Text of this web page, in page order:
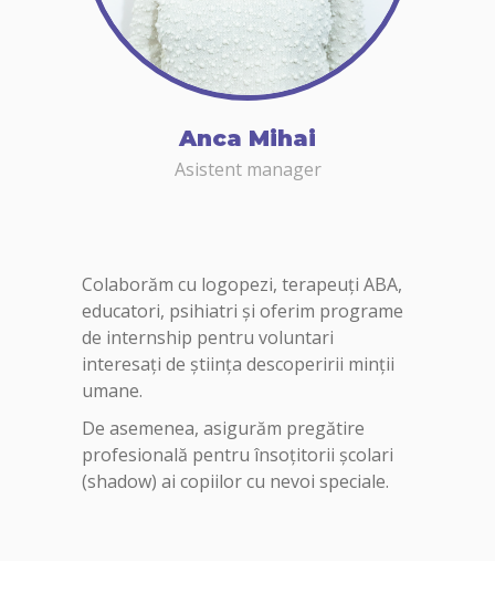
Anca Mihai
Asistent manager
Colaborăm cu logopezi, terapeuți ABA,
educatori, psihiatri și oferim programe
de internship pentru voluntari
interesați de știința descoperirii minții
umane.
De asemenea, asigurăm pregătire
profesională pentru însoțitorii școlari
(shadow) ai copiilor cu nevoi speciale.